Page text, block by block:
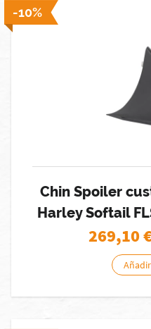
-10%
Chin Spoiler
Harley Softail
269,10